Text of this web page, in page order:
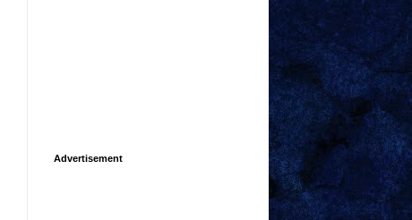
Advertisement